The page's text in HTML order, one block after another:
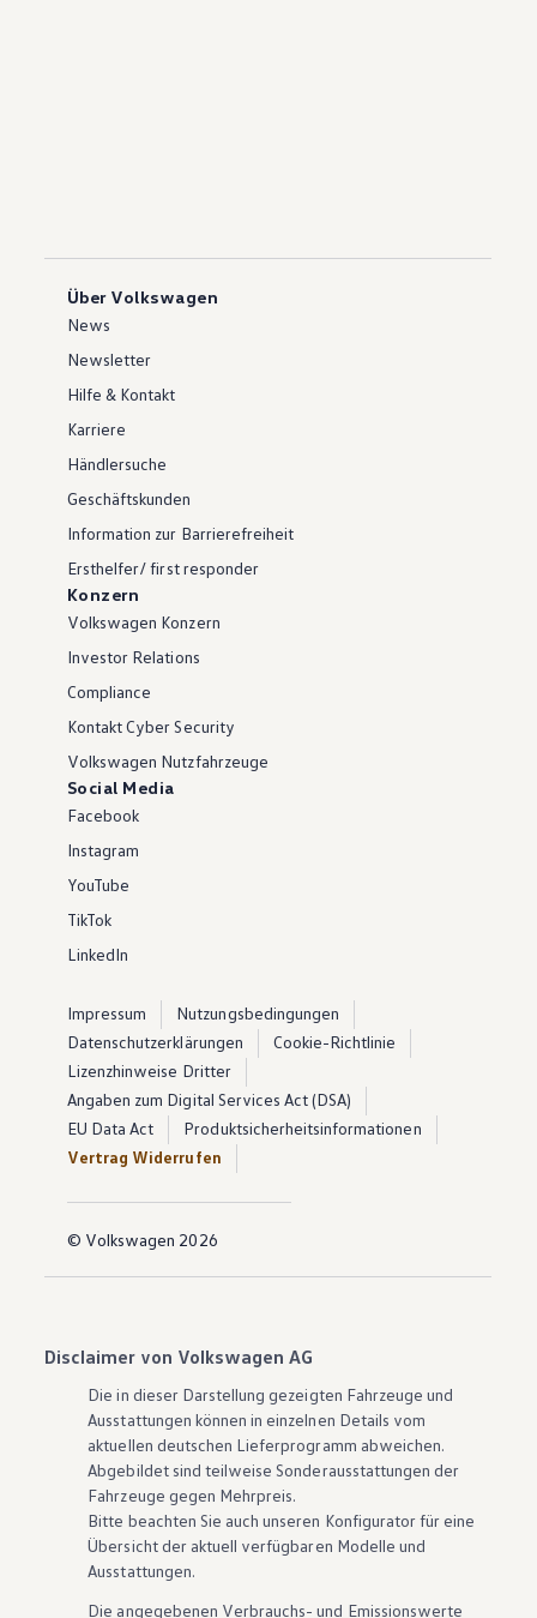
Über Volkswagen
News
Newsletter
Hilfe & Kontakt
Karriere
Händlersuche
Geschäftskunden
Information zur Barrierefreiheit
Ersthelfer/ first responder
Konzern
Volkswagen Konzern
Investor Relations
Compliance
Kontakt Cyber Security
Volkswagen Nutzfahrzeuge
Social Media
Facebook
Instagram
YouTube
TikTok
LinkedIn
Impressum
Nutzungsbedingungen
Datenschutzerklärungen
Cookie-Richtlinie
Lizenzhinweise Dritter
Angaben zum Digital Services Act (DSA)
EU Data Act
Produktsicherheitsinformationen
Vertrag Widerrufen
© Volkswagen 2026
Disclaimer von Volkswagen AG
Die in dieser Darstellung gezeigten Fahrzeuge und
Ausstattungen können in einzelnen Details vom
aktuellen deutschen Lieferprogramm abweichen.
Abgebildet sind teilweise Sonderausstattungen der
Fahrzeuge gegen Mehrpreis.
Bitte beachten Sie auch unseren Konfigurator für eine
Übersicht der aktuell verfügbaren Modelle und
Ausstattungen.
Die angegebenen Verbrauchs- und Emissionswerte